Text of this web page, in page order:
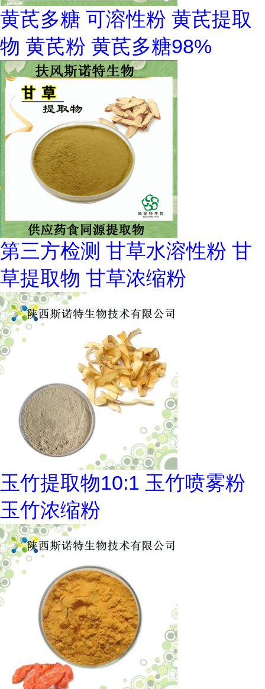
黄芪多糖 可溶性粉 黄芪提取
物 黄芪粉 黄芪多糖98%
第三方检测 甘草水溶性粉 甘
草提取物 甘草浓缩粉
玉竹提取物10:1 玉竹喷雾粉
玉竹浓缩粉